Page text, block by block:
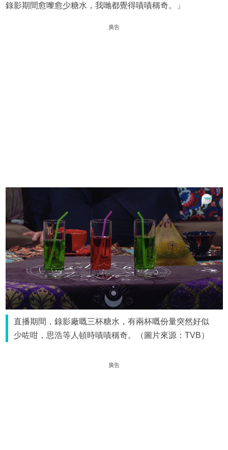
錄影期間愈嚟愈少糖水，我哋都覺得嘖嘖稱奇。」
廣告
直播期間，錄影廠嘅三杯糖水，有兩杯嘅份量突然好似
少咗咁，思浩等人頓時嘖嘖稱奇。（圖片來源：TVB）
廣告